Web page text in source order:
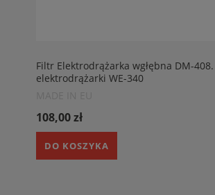
Filtr Elektrodrążarka wgłębna DM-
elektrodrążarki WE-340
108,00 zł
DO KOSZYKA